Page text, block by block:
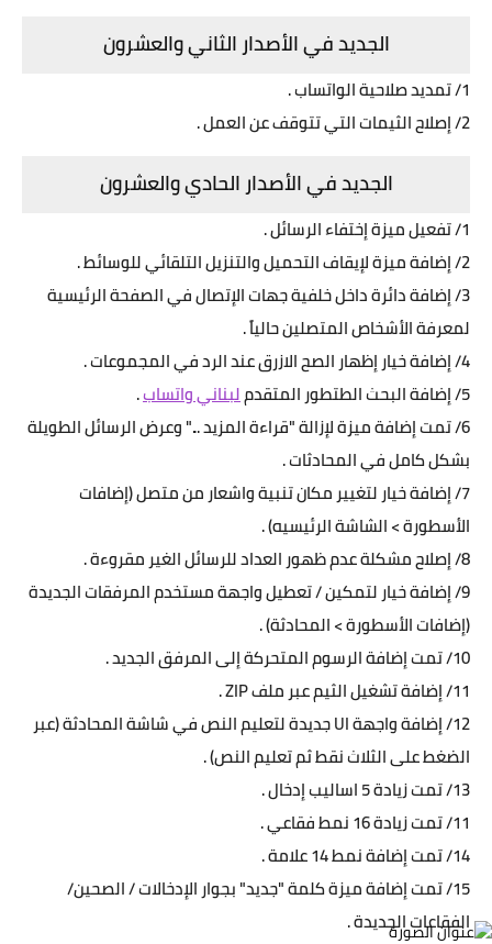
الجديد في الأصدار الثاني والعشرون
1/ تمديد صلاحية الواتساب .
2/ إصلاح الثيمات التي تتوقف عن العمل .
الجديد في الأصدار الحادي والعشرون
1/ تفعيل ميزة إختفاء الرسائل .
2/ إضافة ميزة لإيقاف التحميل والتنزيل التلقائي للوسائط .
3/ إضافة دائرة داخل خلفية جهات الإتصال في الصفحة الرئيسية
لمعرفة الأشخاص المتصلين حالياً .
4/ إضافة خيار إظهار الصح الازرق عند الرد في المجموعات .
5/ إضافة البحث الطتطور المتقدم
لبناني واتساب.
6/ تمت إضافة ميزة لإزالة "قراءة المزيد ..." وعرض الرسائل الطويلة
بشكل كامل في المحادثات .
7/ إضافة خيار لتغيير مكان تنبية واشعار من متصل (إضافات
الأسطورة > الشاشة الرئيسيه) .
8/ إصلاح مشكلة عدم ظهور العداد للرسائل الغير مقروءة .
9/ إضافة خيار لتمكين / تعطيل واجهة مستخدم المرفقات الجديدة
(إضافات الأسطورة > المحادثة) .
10/ تمت إضافة الرسوم المتحركة إلى المرفق الجديد .
11/ إضافة تشغيل الثيم عبر ملف ZIP .
12/ إضافة واجهة UI جديدة لتعليم النص في شاشة المحادثة (عبر
الضغط على الثلاث نقط ثم تعليم النص) .
13/ تمت زيادة 5 اساليب إدخال .
11/ تمت زيادة 16 نمط فقاعي .
14/ تمت إضافة نمط 14 علامة .
15/ تمت إضافة ميزة كلمة "جديد" بجوار الإدخالات / الصحين/
الفقاعات الجديدة .